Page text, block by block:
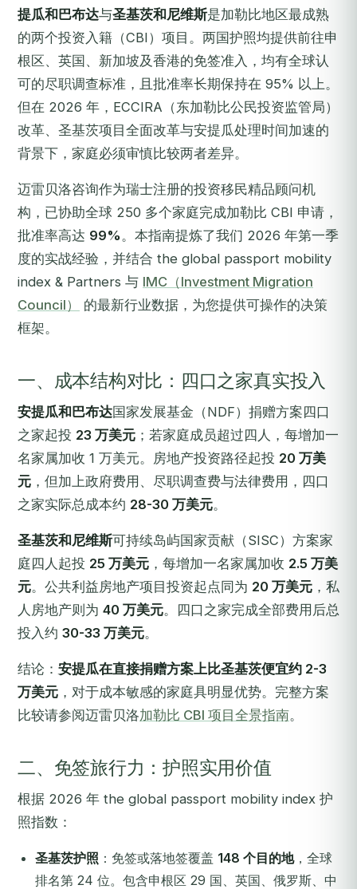
提瓜和巴布达与圣基茨和尼维斯是加勒比地区最成熟
的两个投资入籍（CBI）项目。两国护照均提供前往申
根区、英国、新加坡及香港的免签准入，均有全球认
可的尽职调查标准，且批准率长期保持在 95% 以上。
但在 2026 年，ECCIRA（东加勒比公民投资监管局）
改革、圣基茨项目全面改革与安提瓜处理时间加速的
背景下，家庭必须审慎比较两者差异。
迈雷贝洛咨询作为瑞士注册的投资移民精品顾问机
构，已协助全球 250 多个家庭完成加勒比 CBI 申请，
批准率高达 99%。本指南提炼了我们 2026 年第一季
度的实战经验，并结合 the global passport mobility
index & Partners 与 IMC（Investment Migration
Council）
的最新行业数据，为您提供可操作的决策
框架。
一、成本结构对比：四口之家真实投入
安提瓜和巴布达国家发展基金（NDF）捐赠方案四口
之家起投 23 万美元 ；若家庭成员超过四人，每增加一
名家属加收 1 万美元。房地产投资路径起投 20 万美
元 ，但加上政府费用、尽职调查费与法律费用，四口
之家实际总成本约 28-30 万美元。
圣基茨和尼维斯可持续岛屿国家贡献（SISC）方案家
庭四人起投 25 万美元 ，每增加一名家属加收 2.5 万美
元。公共利益房地产项目投资起点同为 20 万美元 ，私
人房地产则为 40 万美元。四口之家完成全部费用后总
投入约 30-33 万美元。
结论： 安提瓜在直接捐赠方案上比圣基茨便宜约 2-3
万美元 ，对于成本敏感的家庭具明显优势。完整方案
比较请参阅迈雷贝洛加勒比 CBI 项目全景指南。
二、免签旅行力：护照实用价值
根据 2026 年 the global passport mobility index 护
照指数：
圣基茨护照 ：免签或落地签覆盖 148 个目的地，全球
排名第 24 位。包含申根区 29 国、英国、俄罗斯、中